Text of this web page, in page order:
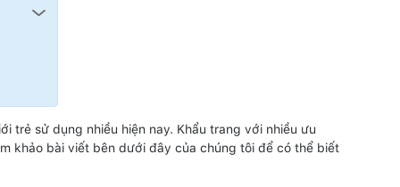
trẻ sử dụng nhiều hiện nay. Khẩu trang với nhiều ưu
khảo bài viết bên dưới đây của chúng tôi để có thể biết